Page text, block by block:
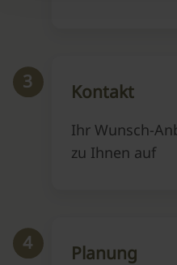
3 Kontakt
Ihr Wunsch-
zu Ihnen auf
4 Planung